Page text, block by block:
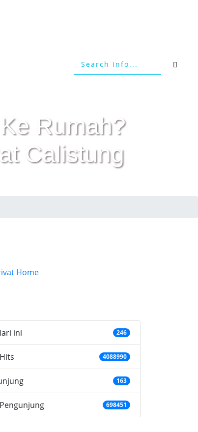
Rumah?
Calistung
ini 246
4088990
163
698451